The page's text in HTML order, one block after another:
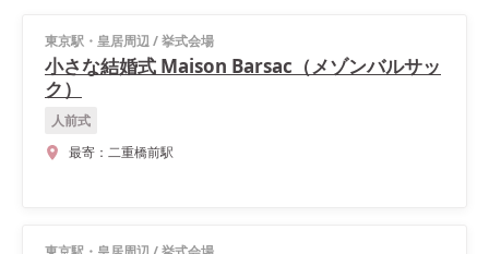
東京駅・皇居周辺/挙式会場
小さな結婚式 Maison Barsac（メゾンバルサッ
ク）
人前式
最寄： 二重橋前駅